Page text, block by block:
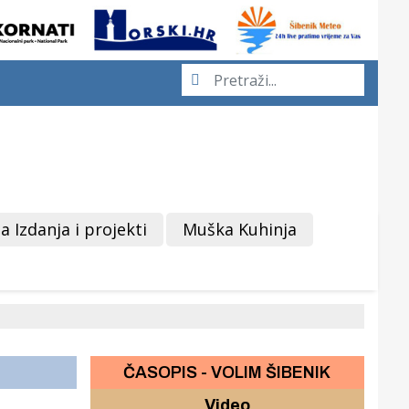
Izdanja i projekti
Muška Kuhinja
ČASOPIS - VOLIM ŠIBENIK
Video